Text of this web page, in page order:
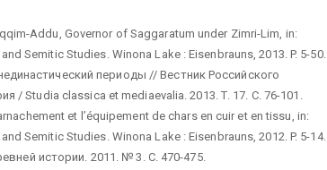
Addu, Governor of Saggaratum under Zimri-Lim, in:
Semitic Studies. Winona Lake : Eisenbrauns, 2013. P. 5-50.
периоды // Вестник Российского
/ Studia classica et mediaevalia. 2013. Т. 17. С. 76-101.
et l’équipement de chars en cuir et en tissu, in:
Semitic Studies. Winona Lake : Eisenbrauns, 2012. P. 5-14.
истории. 2011. № 3. С. 470-475.